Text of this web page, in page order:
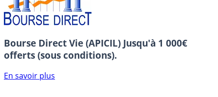
Bourse Direct Vie (APICIL) Jusqu'à 1 000€
offerts (sous conditions).
En savoir plus